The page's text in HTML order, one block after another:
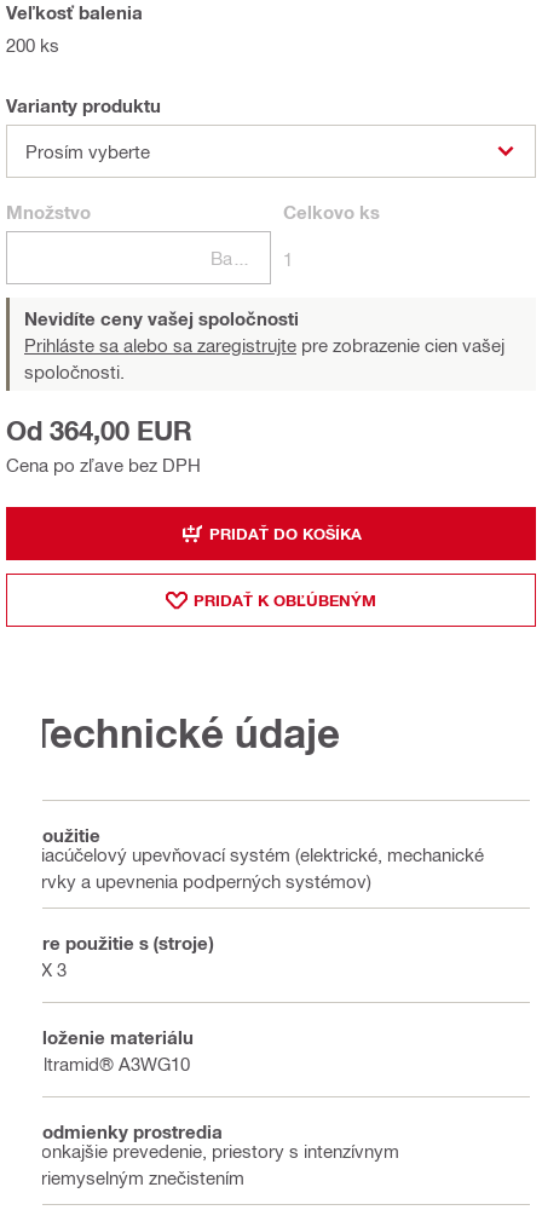
Veľkosť balenia
200 ks
Varianty produktu
Prosím vyberte
Množstvo Celkovo ks
1
Nevidíte ceny vašej spoločnosti
Prihláste sa alebo sa zaregistrujte pre zobrazenie cien vašej
spoločnosti.
Cena po zľave bez DPH
Od 364,00 EUR
PRIDAŤ DO KOŠÍKA
PRIDAŤ K OBĽÚBENÝM
Technické údaje
Použitie
Viacúčelový upevňovací systém (elektrické, mechanické
prvky a upevnenia podperných systémov)
Pre použitie s (stroje)
FX 3
Zloženie materiálu
Ultramid® A3WG10
Podmienky prostredia
Vonkajšie prevedenie, priestory s intenzívnym
priemyselným znečistením